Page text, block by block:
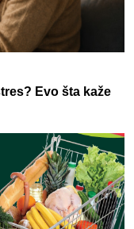
Evo šta kaže